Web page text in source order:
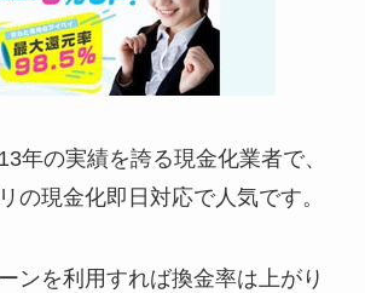
年の実績を誇る現金化業者で、
の現金化即日対応で人気です。
ンを利用すれば換金率は上がり